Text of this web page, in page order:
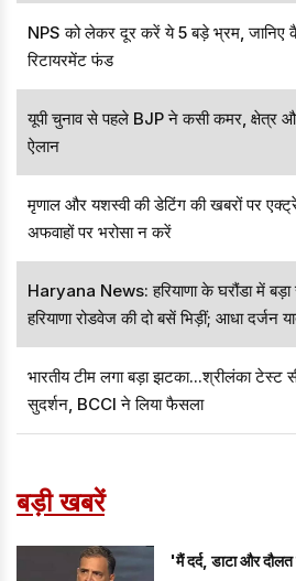
NPS को लेकर दूर करें ये 5 बड़े भ्रम, जानिए
रिटायरमेंट फंड
यूपी चुनाव से पहले BJP ने कसी कमर, क्षेत्र और
ऐलान
मृणाल और यशस्वी की डेटिंग की खबरों पर
अफवाहों पर भरोसा न करें
Haryana News: हरियाणा के घरौंडा में
हरियाणा रोडवेज की दो बसें भिड़ीं; आधा दर्जन
भारतीय टीम लगा बड़ा झटका...श्रीलंका टेस्ट
सुदर्शन, BCCI ने लिया फैसला
बड़ी खबरें
'मैं दर्द, डाटा और